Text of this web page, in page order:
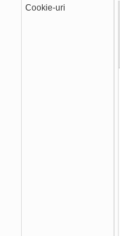
Cookie-uri